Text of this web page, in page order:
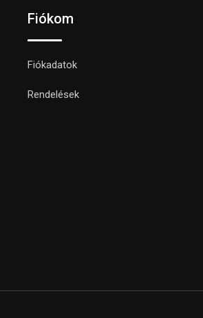
Fiókom
Fiókadatok
Rendelések